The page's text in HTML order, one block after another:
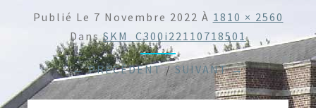
Publié Le 7 Novembre 2022 À 1810 × 2560
DansSKM_C300i22110718501
← PRÉCÉDENT/SUIVANT →